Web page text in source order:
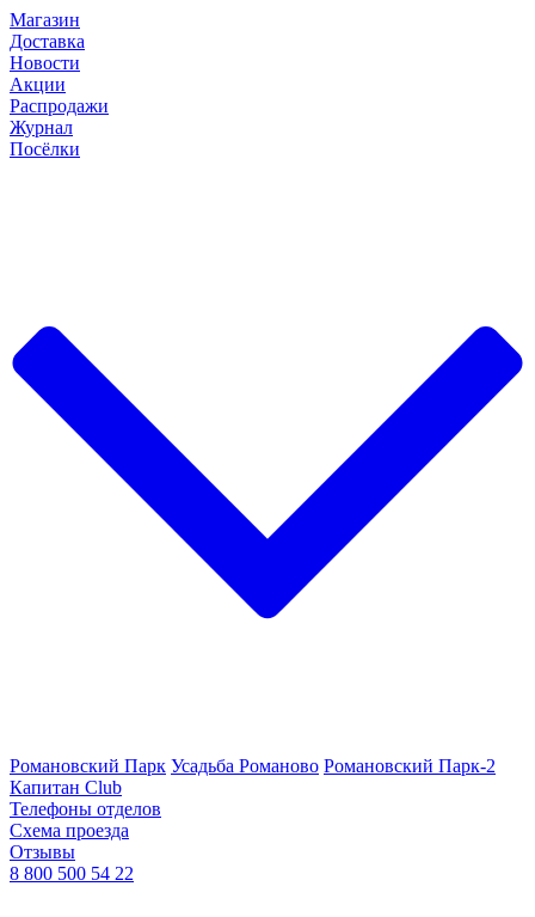
Магазин
Доставка
Новости
Акции
Распродажи
Журнал
Посёлки
Романовский Парк Усадьба Романово Романовский Парк-2
Капитан Club
Телефоны отделов
Схема проезда
Отзывы
8 800 500 54 22